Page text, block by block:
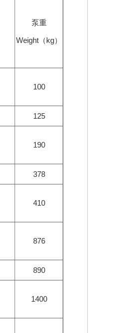
泵重
Weight（kg）
100
125
190
378
410
876
890
1400